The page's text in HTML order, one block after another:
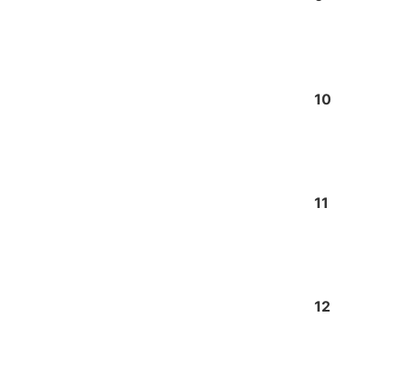
10
11
12